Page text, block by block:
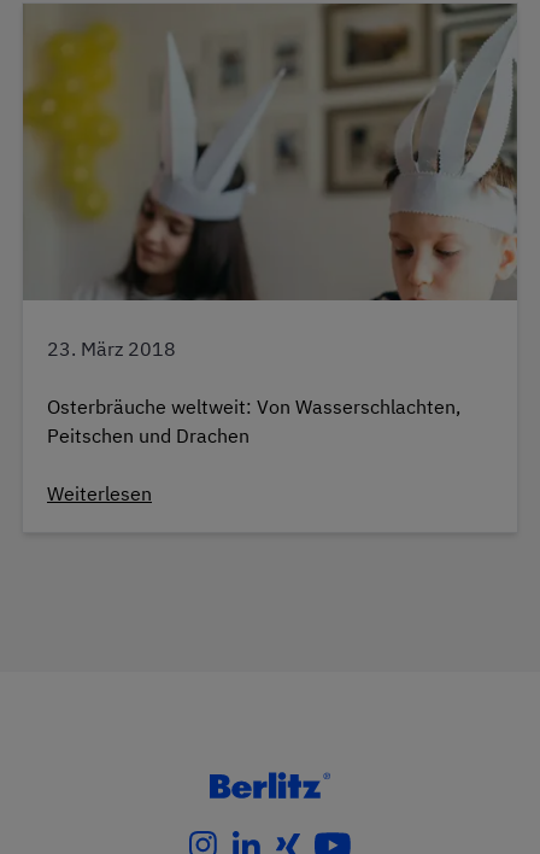
23. März 2018
Osterbräuche weltweit: Von Wasserschlachten,
Peitschen und Drachen
Weiterlesen